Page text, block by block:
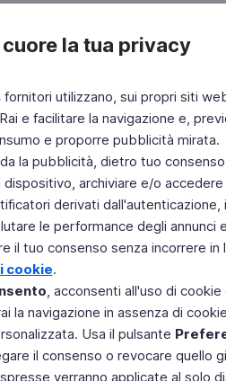
la tua privacy
fornitori utilizzano, sui propri siti
e facilitare la navigazione e,
e proporre pubblicità mirata.
la pubblicità, dietro tuo
archiviare e/o
derivati
le performance degli
il tuo consenso senza incorrere
cookie.
, acconsenti all'uso di
la navigazione in assenza di
Usa il pulsante
il consenso o revocare quello
verranno applicate al solo